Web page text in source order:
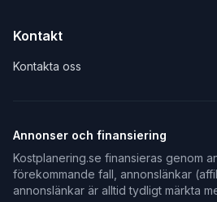
Kontakt
Kontakta oss
Annonser och finansiering
Kostplanering.se finansieras genom
förekommande fall, annonslänkar
annonslänkar är alltid tydligt märkta